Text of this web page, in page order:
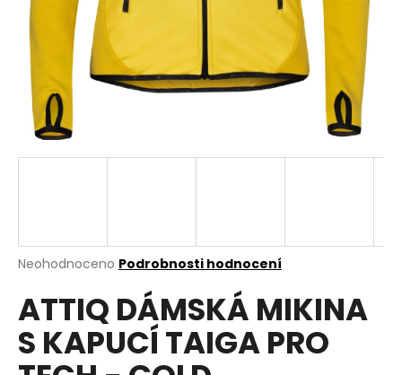
Průměrné
produktu
je
0,0
z
5
Neohodnoceno Podrobnosti hodnocení
ATTIQ DÁMSKÁ MIKINA
S KAPUCÍ TAIGA PRO
a
o
p
o
r